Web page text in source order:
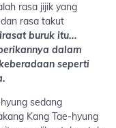
rasa jijik yang
rasa takut
buruk itu...
dalam
seperti
sedang
Kang Tae-hyung